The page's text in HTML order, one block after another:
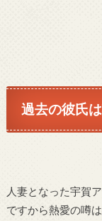
過去の彼氏
人妻となった宇賀
ですから熱愛の噂